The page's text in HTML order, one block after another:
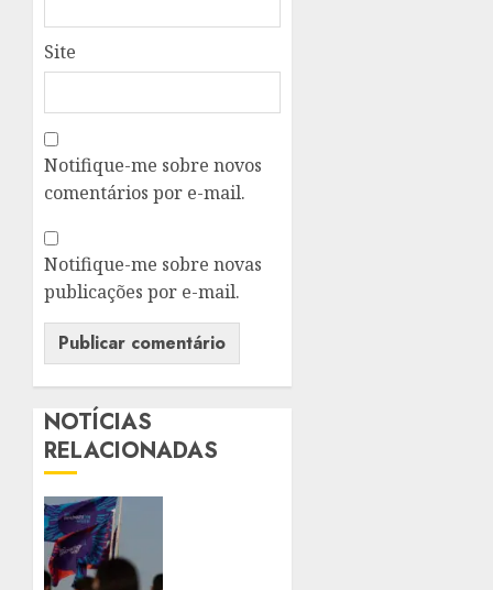
Site
Notifique-me sobre novos
comentários por e-mail.
Notifique-me sobre novas
publicações por e-mail.
NOTÍCIAS
RELACIONADAS